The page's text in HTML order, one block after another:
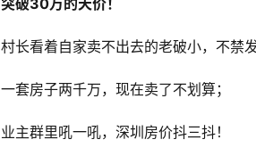
突破30万的天价！
村长看着自家卖不出去的老破小，不禁发
一套房子两千万，现在卖了不划算；
业主群里吼一吼，深圳房价抖三抖！